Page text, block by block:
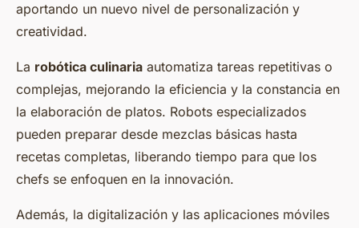
aportando un nuevo nivel de personalización y
creatividad.
La robótica culinaria automatiza tareas repetitivas o
complejas, mejorando la eficiencia y la constancia en
la elaboración de platos. Robots especializados
pueden preparar desde mezclas básicas hasta
recetas completas, liberando tiempo para que los
chefs se enfoquen en la innovación.
Además, la digitalización y las aplicaciones móviles